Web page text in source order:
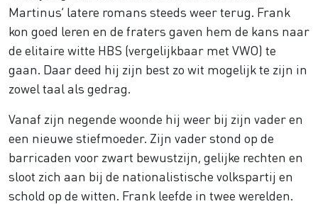
Martinus’ latere romans steeds weer terug. Frank
kon goed leren en de fraters gaven hem de kans naar
de elitaire witte HBS (vergelijkbaar met VWO) te
gaan. Daar deed hij zijn best zo wit mogelijk te zijn in
zowel taal als gedrag.
Vanaf zijn negende woonde hij weer bij zijn vader en
een nieuwe stiefmoeder. Zijn vader stond op de
barricaden voor zwart bewustzijn, gelijke rechten en
sloot zich aan bij de nationalistische volkspartij en
schold op de witten. Frank leefde in twee werelden.